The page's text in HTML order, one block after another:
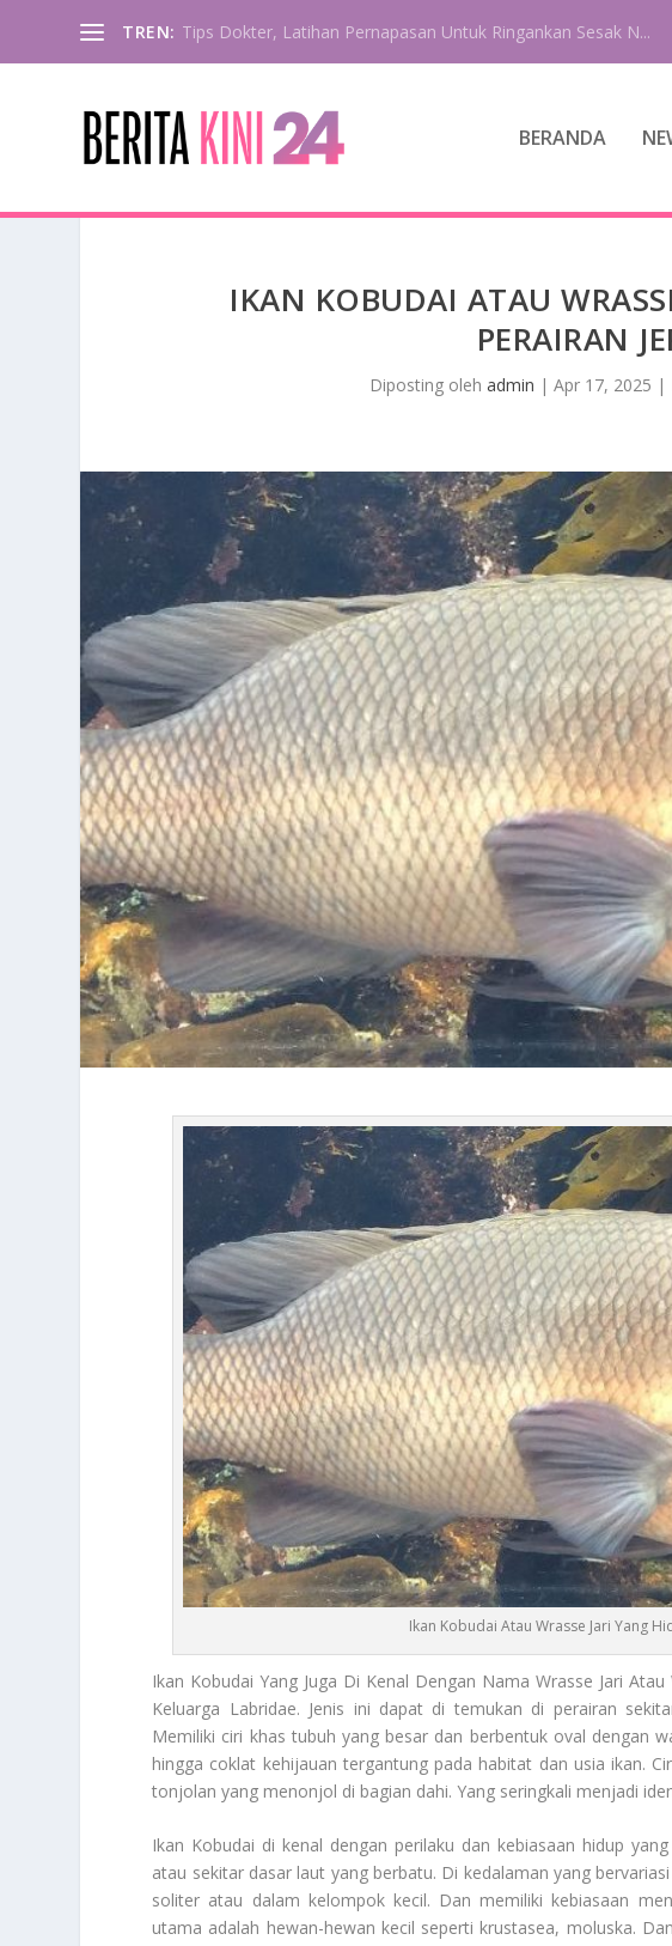
TREN: Tips Dokter, Latihan Pernapasan Untuk Ringankan Sesak N...
BERANDA
IKAN KOBUDAI ATAU
PERAIRAN
Diposting olehadmin |Apr 17, 2025 |
Ikan Kobudai Atau Wrasse Jari Yang
Ikan Kobudai Yang Juga Di Kenal Dengan Nama Wrasse Jari
Keluarga Labridae. Jenis ini dapat di temukan di perairan
Memiliki ciri khas tubuh yang besar dan berbentuk oval dengan
hingga coklat kehijauan tergantung pada habitat dan usia ikan.
tonjolan yang menonjol di bagian dahi. Yang seringkali menjadi
Ikan Kobudai di kenal dengan perilaku dan kebiasaan hidup
atau sekitar dasar laut yang berbatu. Di kedalaman yang
soliter atau dalam kelompok kecil. Dan memiliki kebiasaan
utama adalah hewan-hewan kecil seperti krustasea, moluska.